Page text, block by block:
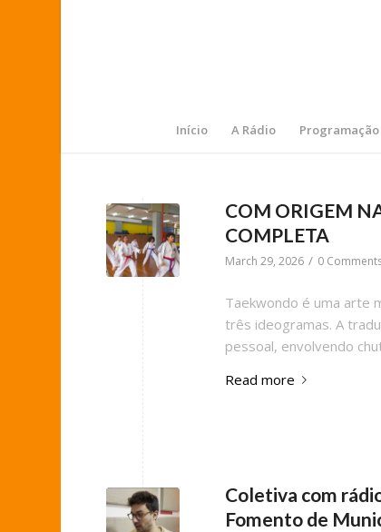
Início A Rádio Programação
COM ORIGEM
COMPLETA
March 29, 2026 / 0
Taekwondo é uma arte
três ideogramas. A
pessoal, envolvendo
Read more
Coletiva com
Fomento de